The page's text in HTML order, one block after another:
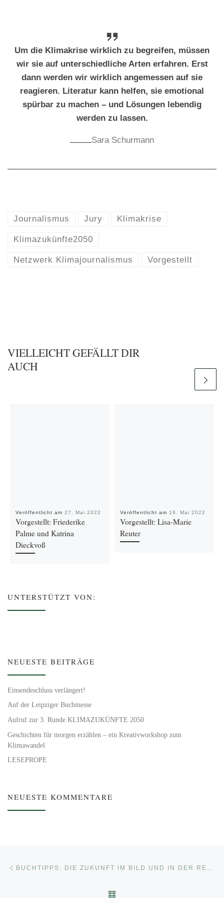
Um die Klimakrise wirklich zu begreifen, müssen
wir sie auf unterschiedliche Arten erfahren. Erst
dann werden wir wirklich angemessen auf sie
reagieren. Literatur kann helfen, sie emotional
spürbar zu machen – und Lösungen lebendig
werden zu lassen.
Sara Schurmann
Journalismus Jury Klimakrise
Klimazukünfte2050
Netzwerk Klimajournalismus Vorgestellt
VIELLEICHT GEFÄLLT DIR
AUCH
Veröffentlicht am27. Mai 2022
Vorgestellt: Friederike
Palme und Katrina
Dieckvoß
Veröffentlicht am 16. Mai 2022
Vorgestellt: Lisa-Marie
Reuter
UNTERSTÜTZT VON:
NEUESTE BEITRÄGE
Einsendeschluss verlängert!
Auf der Leipziger Buchmesse
Aufruf zur 3. Runde KLIMAZUKÜNFTE 2050
Geschichten für morgen erzählen – ein Kreativworkshop zum
Klimawandel
LESEPROPE
NEUESTE KOMMENTARE